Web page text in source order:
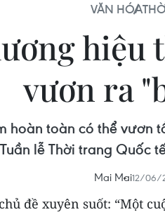
VĂN HÓA
vươn ra
hoàn toàn có thể
lễ Thời trang Quốc
Mai Mai12/06/
đề xuyên suốt: “Một